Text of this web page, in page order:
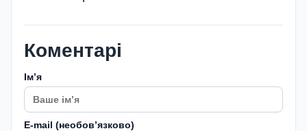
Коментарі
Імʼя
E-mail (необовʼязково)